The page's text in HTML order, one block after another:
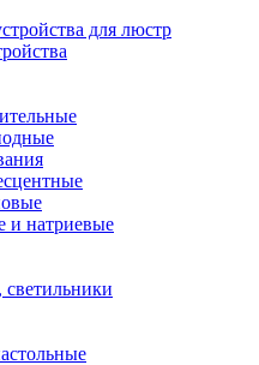
для люстр
и натриевые